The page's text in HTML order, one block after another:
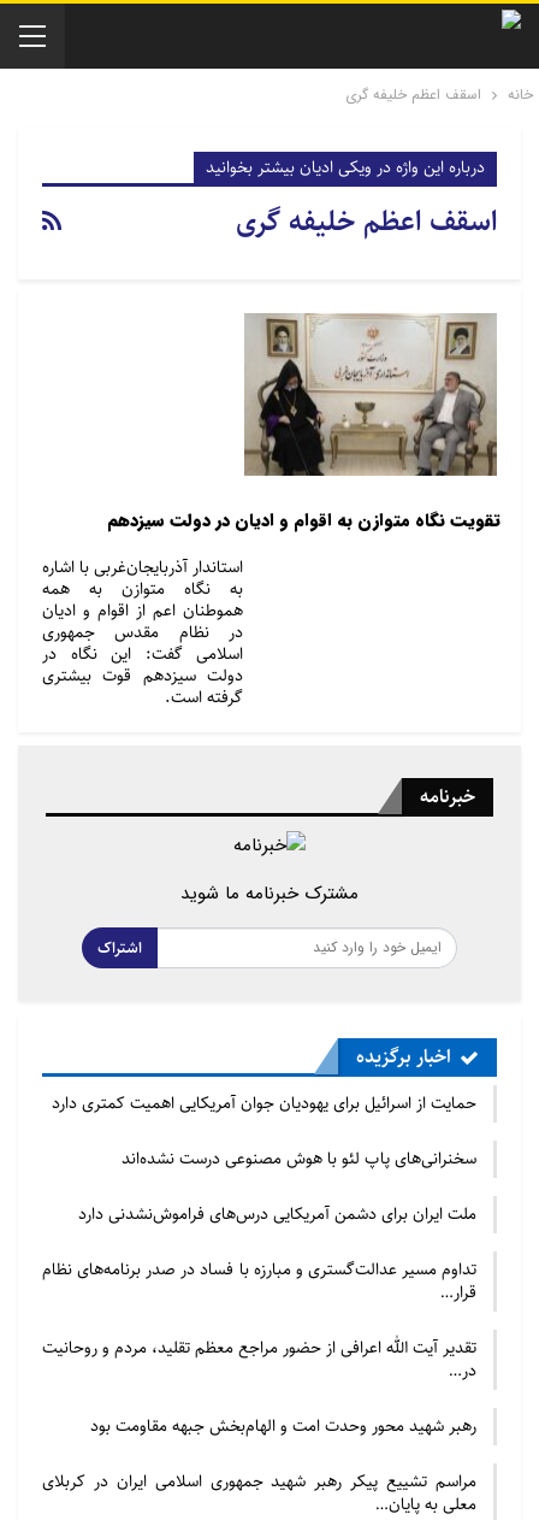
خانه اسقف اعظم خلیفه گری
درباره این واژه در ویکی ادیان بیشتر بخوانید
اسقف اعظم خلیفه گری
تقویت نگاه متوازن به اقوام و ادیان در دولت سیزدهم
استاندار آذربایجان‌غربی با اشاره
به نگاه متوازن به همه
هموطنان اعم از اقوام و ادیان
در نظام مقدس جمهوری
اسلامی گفت: این نگاه در
دولت سیزدهم قوت بیشتری
گرفته است.
خبرنامه
مشترک خبرنامه ما شوید
اشتراک
اخبار برگزیده
حمایت از اسرائیل برای یهودیان جوان آمریکایی اهمیت کمتری دارد
سخنرانی‌های پاپ لئو با هوش مصنوعی درست نشده‌اند
ملت ایران برای دشمن آمریکایی درس‌های فراموش‌نشدنی دارد
تداوم مسیر عدالت‌گستری و مبارزه با فساد در صدر برنامه‌های نظام
قرار…
تقدیر آیت الله اعرافی از حضور مراجع معظم تقلید، مردم و روحانیت
در…
رهبر شهید محور وحدت امت و الهام‌بخش جبهه مقاومت بود
مراسم تشییع پیکر رهبر شهید جمهوری اسلامی ایران در کربلای
معلی به پایان…